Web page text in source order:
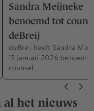
Sandra Meijneke
benoemd tot
deBreij
deBreij heeft Sandra
15 januari 2026 benoemd
counsel.
al het nieuws